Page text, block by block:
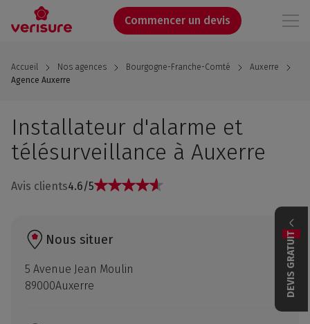
contenu
Commencer un devis
Accueil Nos agences Bourgogne-Franche-Comté
Auxerre
Agence Auxerre
DEVIS GRATUIT
Installateur d'alarme et
télésurveillance à Auxerre
Avis clients4.6/5
Nous situer
5 Avenue Jean Moulin
89000Auxerre